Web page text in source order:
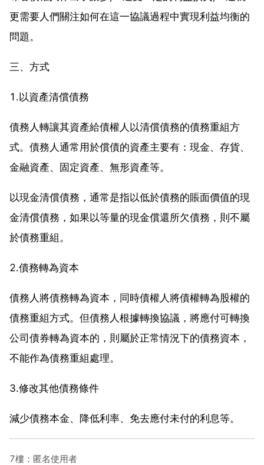
更需要人們關注如何在這一協議過程中實現利益均衡的
問題。
三、方式
1.以資產清償債務
債務人轉讓其資產給債權人以清償債務的債務重組方
式。債務人通常用於償債的資產主要有：現金、存貨、
金融資產、固定資產、無形資產等。
以現金清償債務，通常是指以低於債務的賬面價值的現
金清償債務，如果以等量的現金償還所欠債務，則不屬
於債務重組。
2.債務轉為資本
債務人將債務轉為資本，同時債權人將債權轉為股權的
債務重組方式。但債務人根據轉換協議，將應付可轉換
公司債券轉為資本的，則屬於正常情況下的債務資本，
不能作為債務重組處理。
3.修改其他債務條件
減少債務本金、降低利率、免去應付未付的利息等。
7樓：匿名使用者